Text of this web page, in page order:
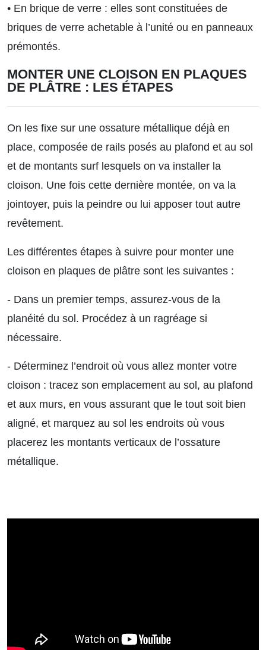
• En brique de verre : elles sont constituées de
briques de verre achetable à l’unité ou en panneaux
prémontés.
MONTER UNE CLOISON EN PLAQUES
DE PLÂTRE : LES ÉTAPES
On les fixe sur une ossature métallique déjà en
place, composée de rails posés au plafond et au sol
et de montants surf lesquels on va installer la
cloison. Une fois cette dernière montée, on va la
jointoyer, puis la peindre ou lui apposer tout autre
revêtement.
Les différentes étapes à suivre pour monter une
cloison en plaques de plâtre sont les suivantes :
- Dans un premier temps, assurez-vous de la
planéité du sol. Procédez à un ragréage si
nécessaire.
- Déterminez l’endroit où vous allez monter votre
cloison : tracez son emplacement au sol, au plafond
et aux murs, en vous assurant que le tout soit bien
aligné, et marquez au sol les endroits où vous
placerez les montants verticaux de l’ossature
métallique.